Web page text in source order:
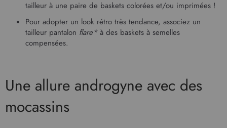
tailleur à une paire de baskets colorées et/ou imprimées !
Pour adopter un look rétro très tendance, associez un
tailleur pantalon flare*à des baskets à semelles
compensées.
Une allure androgyne avec des
mocassins